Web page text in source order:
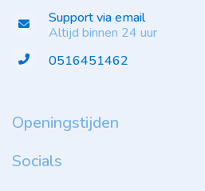
Support via email
Altijd binnen 24 uur
0516451462
Openingstijden
Socials